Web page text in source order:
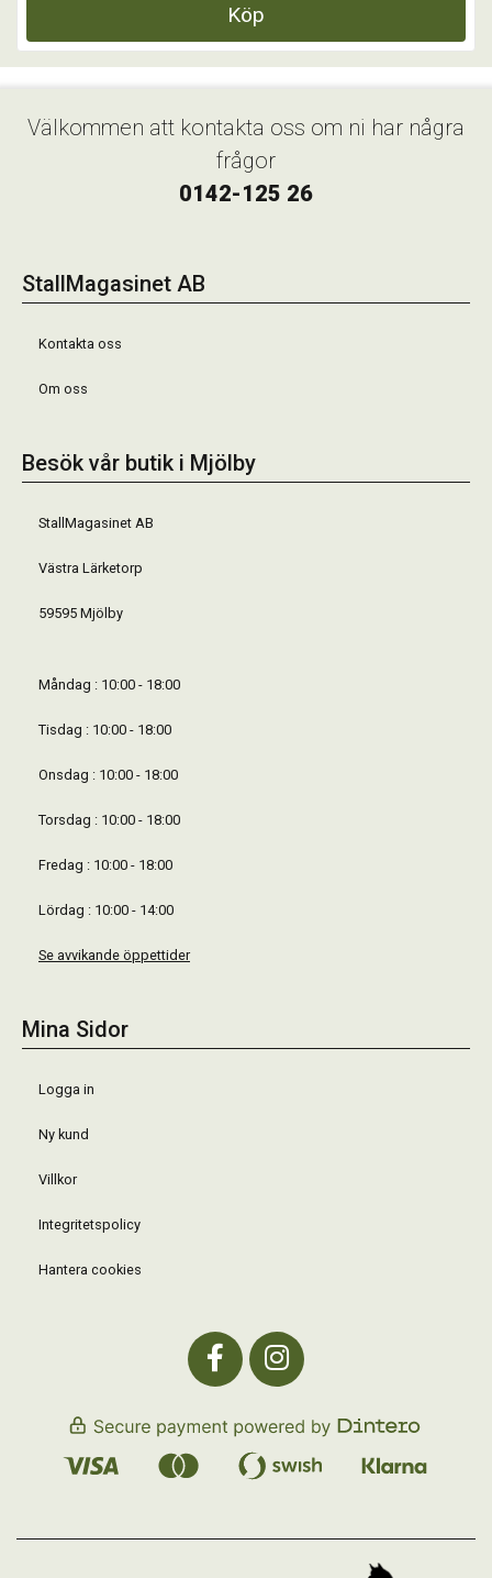
Köp
Välkommen att kontakta oss om ni har några
frågor
0142-125 26
StallMagasinet AB
Kontakta oss
Om oss
Besök vår butik i Mjölby
StallMagasinet AB
Västra Lärketorp
59595 Mjölby
Måndag : 10:00 - 18:00
Tisdag : 10:00 - 18:00
Onsdag : 10:00 - 18:00
Torsdag : 10:00 - 18:00
Fredag : 10:00 - 18:00
Lördag : 10:00 - 14:00
Se avvikande öppettider
Mina Sidor
Logga in
Ny kund
Villkor
Integritetspolicy
Hantera cookies